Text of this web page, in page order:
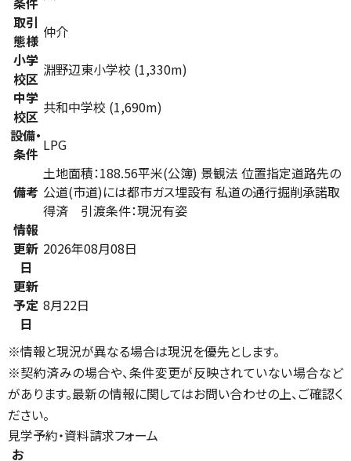
取引
態様 仲介
小学
校区 淵野辺東小学校 (1,330m)
中学
校区 共和中学校 (1,690m)
設備・
条件 LPG
備考
土地面積：188.56平米(公簿) 景観法 位置指定道路先の
公道(市道)には都市ガス埋設有 私道の通行掘削承諾取
得済 引渡条件：現況有姿
情報
更新
日
2026年08月08日
更新
予定
日
8月22日
※情報と現況が異なる場合は現況を優先とします。
※契約済みの場合や、条件変更が反映されていない場合など
があります。最新の情報に関してはお問い合わせの上、ご確認く
ださい。
見学予約・資料請求フォーム
お